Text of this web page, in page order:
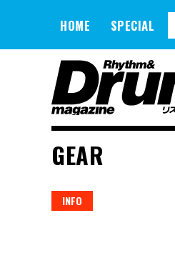
HOME SPECIAL
GEAR
INFO